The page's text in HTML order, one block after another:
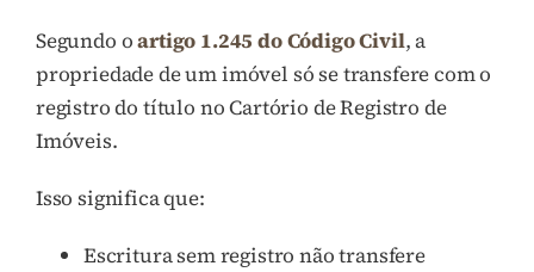
Segundo oartigo 1.245 do Código Civil, a
propriedade de um imóvel só se transfere com o
registro do título no Cartório de Registro de
Imóveis.
Isso significa que:
Escritura sem registro não transfere